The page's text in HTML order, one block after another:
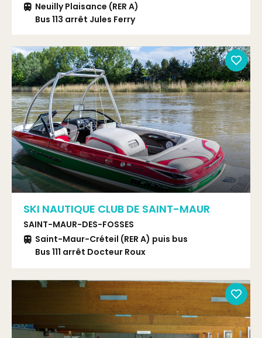
Neuilly Plaisance (RER A)
Bus 113 arrêt Jules Ferry
SKI NAUTIQUE CLUB DE SAINT-MAUR
SAINT-MAUR-DES-FOSSES
Saint-Maur-Créteil (RER A) puis bus
Bus 111 arrêt Docteur Roux